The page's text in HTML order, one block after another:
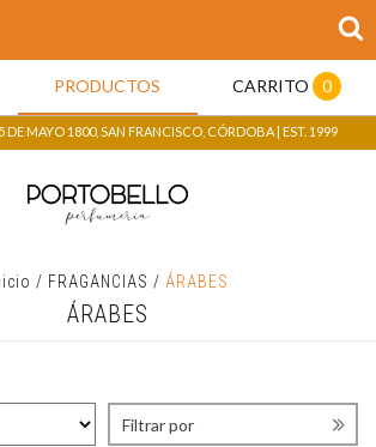
PRODUCTOS CARRITO 0
DE MAYO 1800, SAN FRANCISCO, CÓRDOBA | EST. 1999
/ FRAGANCIAS / ÁRABES
ÁRABES
Filtrar por